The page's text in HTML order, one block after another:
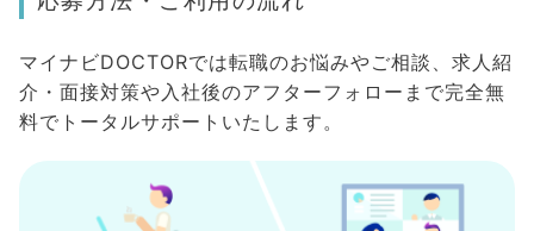
マイナビDOCTORでは転職のお悩みやご相談、求人紹
介・面接対策や入社後のアフターフォローまで完全無
料でトータルサポートいたします。